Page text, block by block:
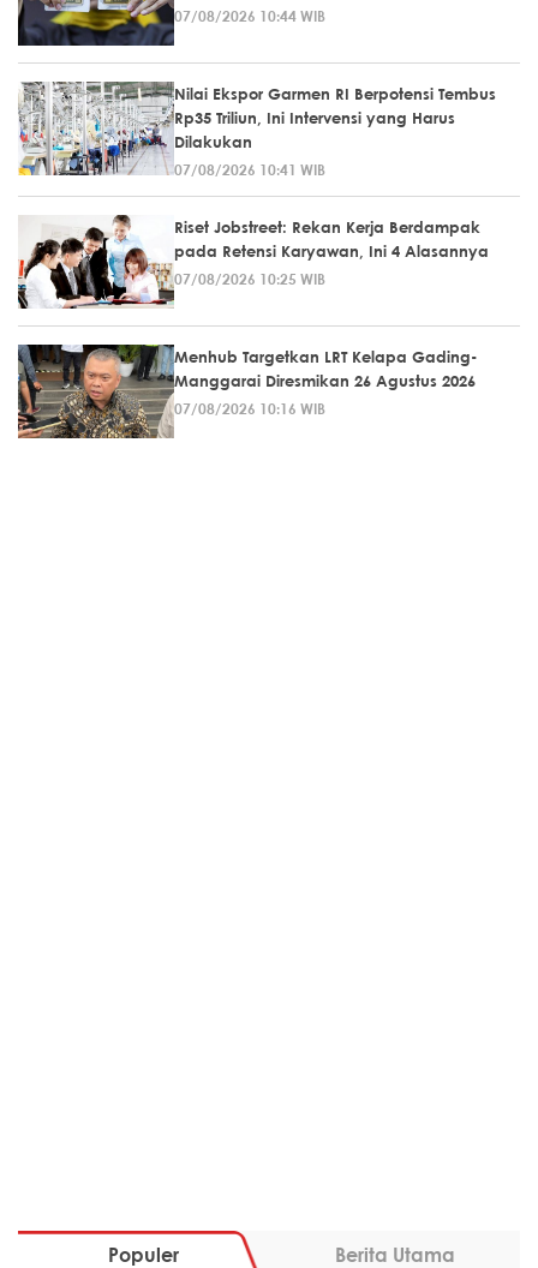
07/08/2026 10:44 WIB
Nilai Ekspor Garmen RI Berpotensi Tembus
Rp35 Triliun, Ini Intervensi yang Harus
Dilakukan
07/08/2026 10:41 WIB
Riset Jobstreet: Rekan Kerja Berdampak
pada Retensi Karyawan, Ini 4 Alasannya
07/08/2026 10:25 WIB
Menhub Targetkan LRT Kelapa Gading-
Manggarai Diresmikan 26 Agustus 2026
07/08/2026 10:16 WIB
Populer Berita Utama